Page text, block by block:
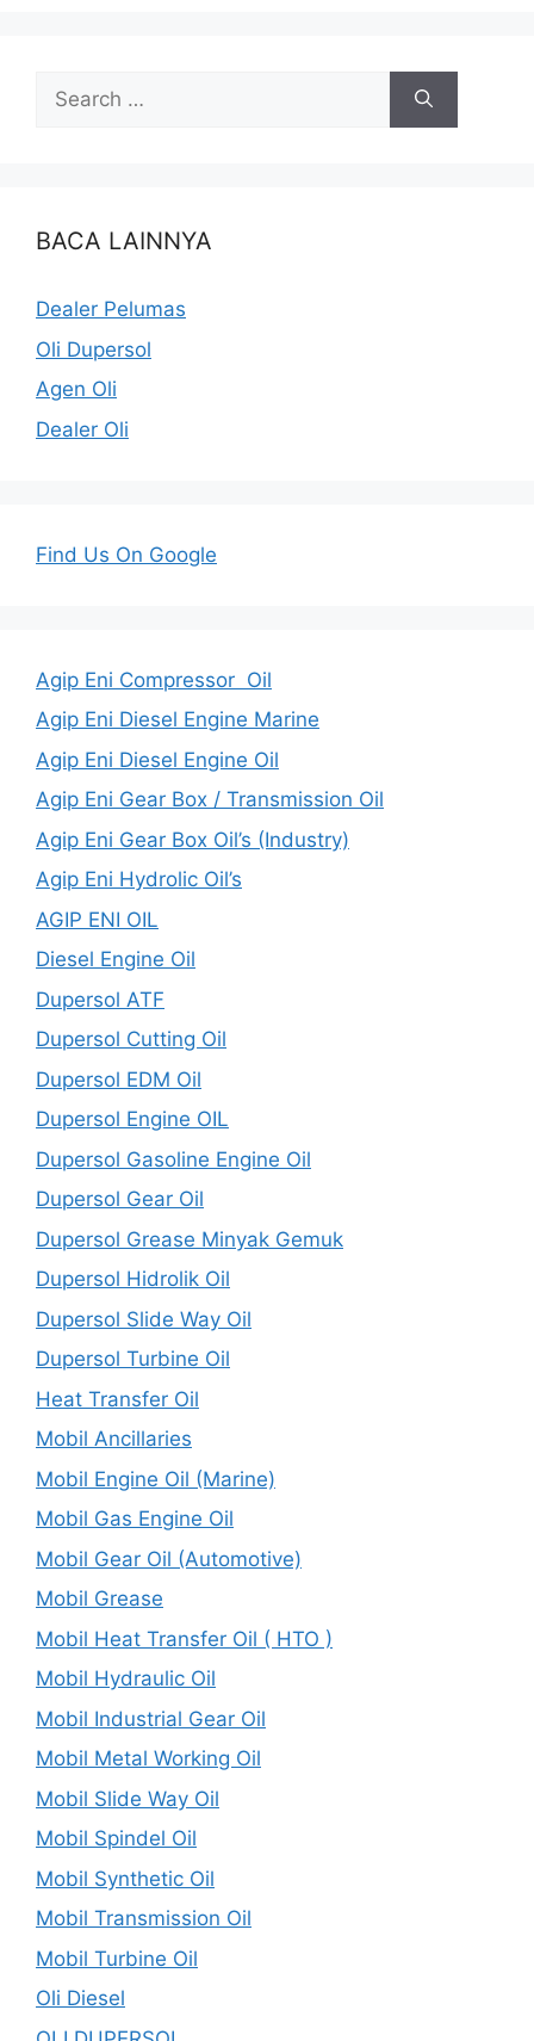
BACA LAINNYA
Dealer Pelumas
Oli Dupersol
Agen Oli
Dealer Oli
Find Us On Google
Agip Eni Compressor Oil
Agip Eni Diesel Engine Marine
Agip Eni Diesel Engine Oil
Agip Eni Gear Box / Transmission Oil
Agip Eni Gear Box Oil’s (Industry)
Agip Eni Hydrolic Oil’s
AGIP ENI OIL
Diesel Engine Oil
Dupersol ATF
Dupersol Cutting Oil
Dupersol EDM Oil
Dupersol Engine OIL
Dupersol Gasoline Engine Oil
Dupersol Gear Oil
Dupersol Grease Minyak Gemuk
Dupersol Hidrolik Oil
Dupersol Slide Way Oil
Dupersol Turbine Oil
Heat Transfer Oil
Mobil Ancillaries
Mobil Engine Oil (Marine)
Mobil Gas Engine Oil
Mobil Gear Oil (Automotive)
Mobil Grease
Mobil Heat Transfer Oil ( HTO )
Mobil Hydraulic Oil
Mobil Industrial Gear Oil
Mobil Metal Working Oil
Mobil Slide Way Oil
Mobil Spindel Oil
Mobil Synthetic Oil
Mobil Transmission Oil
Mobil Turbine Oil
Oli Diesel